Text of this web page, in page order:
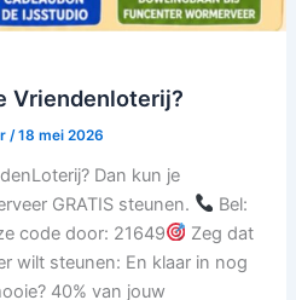
Vriendenloterij?
/18 mei 2026
Dan kun je
GRATIS steunen.
Bel:
code door: 21649
Zeg dat
wilt steunen: En klaar in nog
40% van jouw